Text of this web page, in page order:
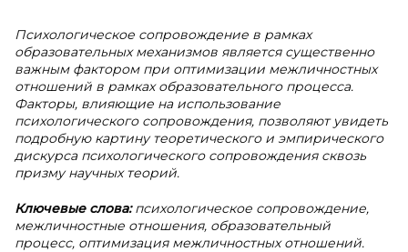
Психологическое сопровождение в рамках
образовательных механизмов является существенно
важным фактором при оптимизации межличностных
отношений в рамках образовательного процесса.
Факторы, влияющие на использование
психологического сопровождения, позволяют увидеть
подробную картину теоретического и эмпирического
дискурса психологического сопровождения сквозь
призму научных теорий.
Ключевые слова:психологическое сопровождение,
межличностные отношения, образовательный
процесс, оптимизация межличностных отношений.